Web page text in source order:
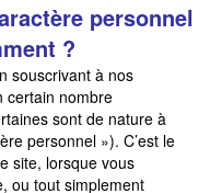
personnel
?
souscrivant à nos
certain nombre
sont de nature à
personnel »). C’est le
site, lorsque vous
ou tout simplement